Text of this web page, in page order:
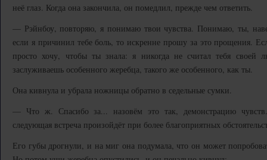
неё глаз. Когда она закончила, он помедлил, прежде чем ответить.
— Рэйнбоу, повторяю, я понимаю твои чувства. Понимаю, ты,
если я причинил тебе боль, то искренне прошу за это прощения.
просто хочу, чтобы ты знала: я никогда не считал тебя своей
заслуживаешь особенного жеребца, такого же особенного, как ты.
Она кивнула и убрала ножницы обратно в седельные сумки.
— Что ж. Спасибо за... назовём это так, демонстрацию
следующая встреча произойдёт при более благоприятных
Его губы дрогнули, и на миг она подумала, что он может